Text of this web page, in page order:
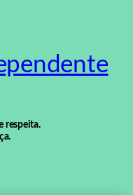
respeita.